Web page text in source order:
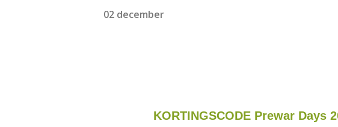
02 december
KORTINGSCODE Prewar Days